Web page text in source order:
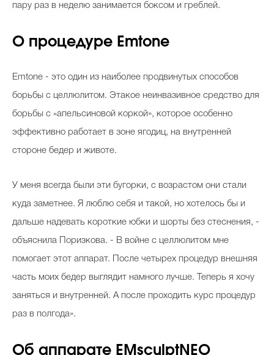
пару раз в неделю занимается боксом и греблей.
О процедуре Emtone
Emtone - это один из наиболее продвинутых способов
борьбы с целлюлитом. Этакое неинвазивное средство для
борьбы с «апельсиновой коркой», которое особенно
эффективно работает в зоне ягодиц, на внутренней
стороне бедер и животе.
У меня всегда были эти бугорки, с возрастом они стали
куда заметнее. Я люблю себя и такой, но хотелось бы и
дальше надевать короткие юбки и шорты без стеснения, -
объяснила Поризкова. - В войне с целлюлитом мне
помогает этот аппарат. После четырех процедур внешняя
часть моих бедер выглядит намного лучше. Теперь я хочу
заняться и внутренней. А после проходить курс процедур
раз в полгода».
Об аппарате EMsculptNEO